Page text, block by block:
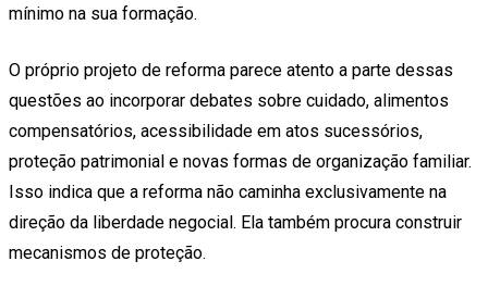
mínimo na sua formação.
O próprio projeto de reforma parece atento a parte dessas
questões ao incorporar debates sobre cuidado, alimentos
compensatórios, acessibilidade em atos sucessórios,
proteção patrimonial e novas formas de organização familiar.
Isso indica que a reforma não caminha exclusivamente na
direção da liberdade negocial. Ela também procura construir
mecanismos de proteção.